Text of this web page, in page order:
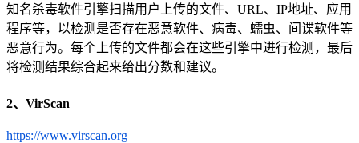
知名杀毒软件引擎扫描用户上传的文件、URL、IP地址、应用
程序等，以检测是否存在恶意软件、病毒、蠕虫、间谍软件等
恶意行为。每个上传的文件都会在这些引擎中进行检测，最后
将检测结果综合起来给出分数和建议。
2、VirScan
https://www.virscan.org